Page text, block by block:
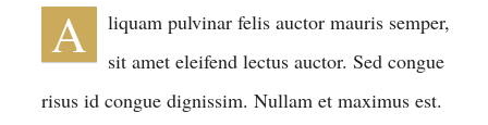
A
liquam pulvinar felis auctor mauris semper,
sit amet eleifend lectus auctor. Sed congue
risus id congue dignissim. Nullam et maximus est.